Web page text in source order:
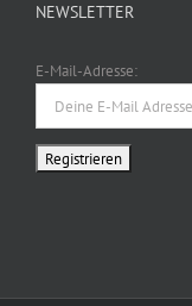
NEWSLETTER
E-Mail-Adresse: